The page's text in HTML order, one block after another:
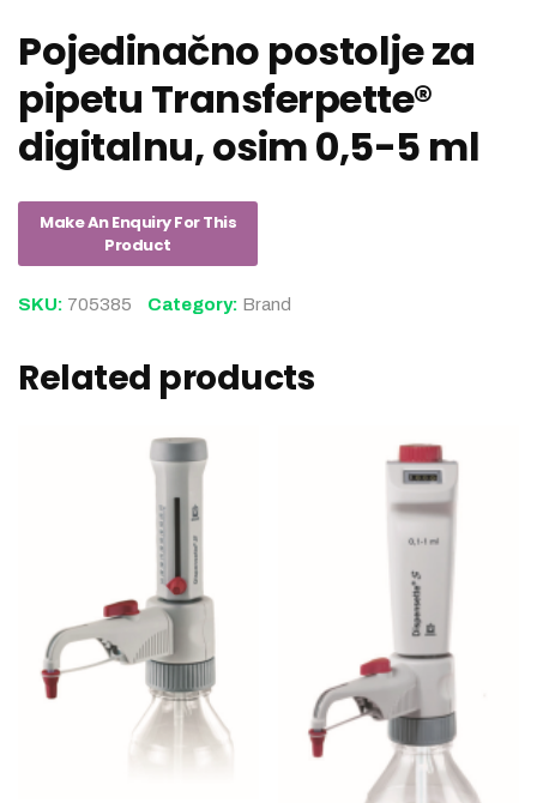
Pojedinačno postolje za
pipetu Transferpette®
digitalnu, osim 0,5-5 ml
SKU: 705385 Category: Brand
Related products